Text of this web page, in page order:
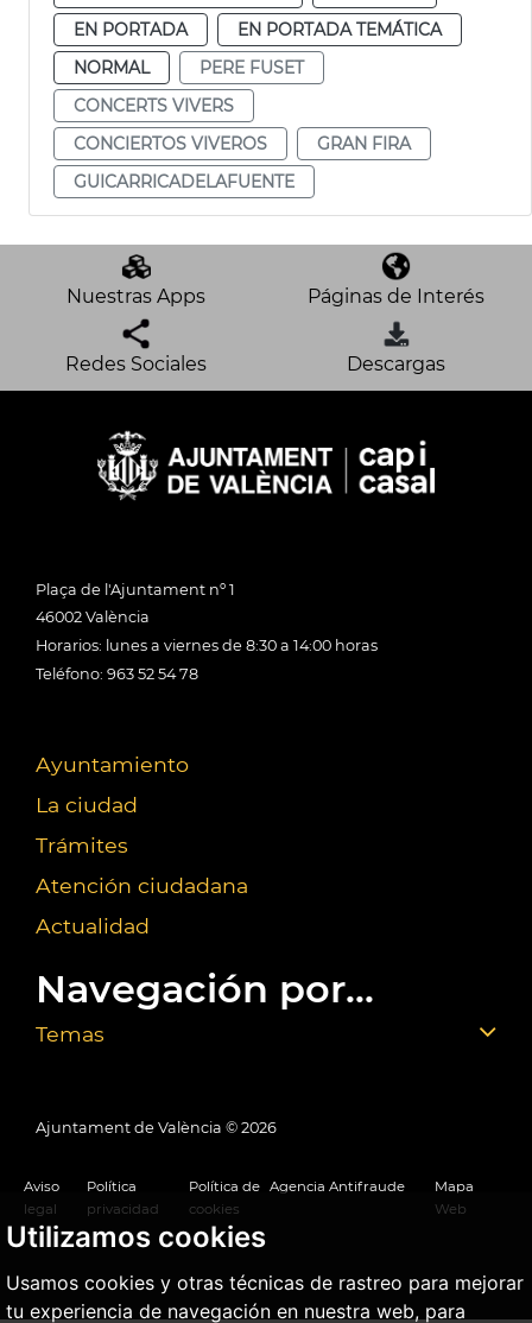
Utilizamos cookies
Usamos cookies y otras técnicas de rastreo para mejorar
tu experiencia de navegación en nuestra web, para
EN PORTADA
EN PORTADA TEMÁTICA
NORMAL
PERE FUSET
CONCERTS VIVERS
CONCIERTOS VIVEROS
GRAN FIRA
GUICARRICADELAFUENTE
Nuestras Apps Páginas de Interés
Redes Sociales Descargas
Plaça de l'Ajuntament nº 1
46002 València
Horarios: lunes a viernes de 8:30 a 14:00 horas
Teléfono: 963 52 54 78
Ayuntamiento
La ciudad
Trámites
Atención ciudadana
Actualidad
Navegación por...
Temas
Ajuntament de València © 2026
Aviso
legal
Política
privacidad
Política de
cookies
Agencia Antifraude
Mapa
Web